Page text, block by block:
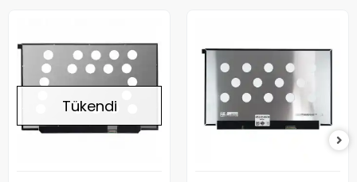
Tükendi